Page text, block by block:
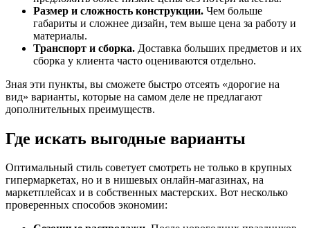
Размер и сложность конструкции. Чем больше
габариты и сложнее дизайн, тем выше цена за работу и
материалы.
Транспорт и сборка. Доставка больших предметов и их
сборка у клиента часто оцениваются отдельно.
Зная эти пункты, вы сможете быстро отсеять «дорогие на
вид» варианты, которые на самом деле не предлагают
дополнительных преимуществ.
Где искать выгодные варианты
Оптимальный стиль советует смотреть не только в крупных
гипермаркетах, но и в нишевых онлайн‑магазинах, на
маркетплейсах и в собственных мастерских. Вот несколько
проверенных способов экономии: